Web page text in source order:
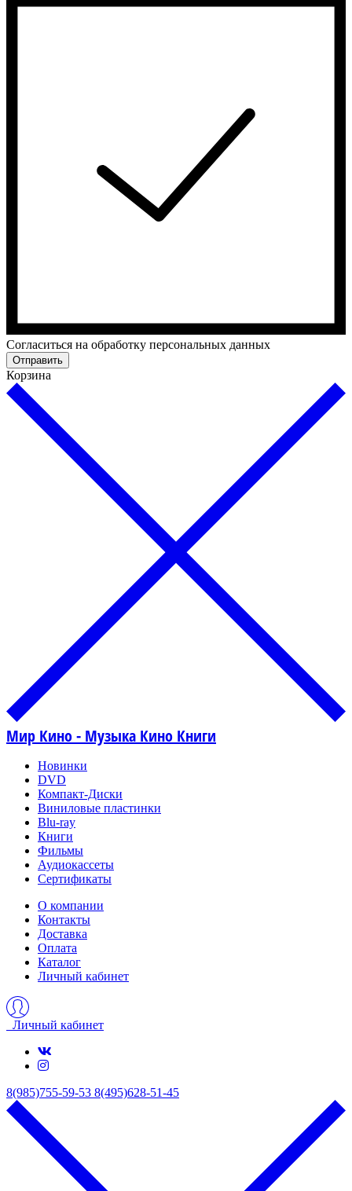
Cогласиться на обработку персональных данных
Отправить
Корзина
Мир Кино - Музыка Кино Книги
Новинки
DVD
Компакт-Диски
Виниловые пластинки
Blu-ray
Книги
Фильмы
Аудиокассеты
Сертификаты
О компании
Контакты
Доставка
Оплата
Каталог
Личный кабинет
Личный кабинет
8(985)755-59-53 8(495)628-51-45